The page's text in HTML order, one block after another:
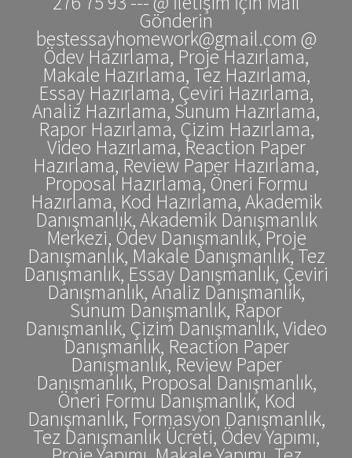
Gönderin
bestessayhomework@gmail.com @
Ödev Hazırlama, Proje Hazırlama,
Makale Hazırlama, Tez Hazırlama,
Essay Hazırlama, Çeviri Hazırlama,
Analiz Hazırlama, Sunum Hazırlama,
Rapor Hazırlama, Çizim Hazırlama,
Video Hazırlama, Reaction Paper
Hazırlama, Review Paper Hazırlama,
Proposal Hazırlama, Öneri Formu
Hazırlama, Kod Hazırlama, Akademik
Danışmanlık, Akademik Danışmanlık
Merkezi, Ödev Danışmanlık, Proje
Danışmanlık, Makale Danışmanlık, Tez
Danışmanlık, Essay Danışmanlık, Çeviri
Danışmanlık, Analiz Danışmanlık,
Sunum Danışmanlık, Rapor
Danışmanlık, Çizim Danışmanlık, Video
Danışmanlık, Reaction Paper
Danışmanlık, Review Paper
Danışmanlık, Proposal Danışmanlık,
Öneri Formu Danışmanlık, Kod
Danışmanlık, Formasyon Danışmanlık,
Tez Danışmanlık Ücreti, Ödev Yapımı,